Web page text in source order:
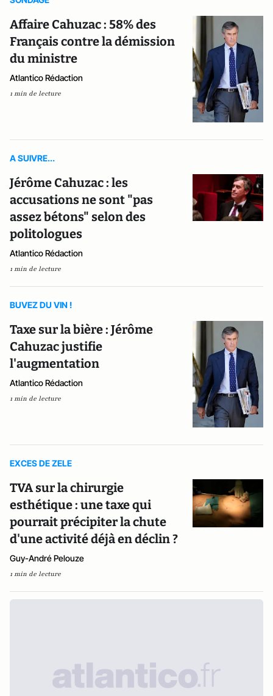
Affaire Cahuzac : 58% des
Français contre la démission
du ministre
Atlantico Rédaction
1 min de lecture
A SUIVRE...
Jérôme Cahuzac : les
accusations ne sont "pas
assez bétons" selon des
politologues
Atlantico Rédaction
1 min de lecture
BUVEZ DU VIN !
Taxe sur la bière : Jérôme
Cahuzac justifie
l'augmentation
Atlantico Rédaction
1 min de lecture
EXCES DE ZELE
TVA sur la chirurgie
esthétique : une taxe qui
pourrait précipiter la chute
d'une activité déjà en déclin ?
Guy-André Pelouze
1 min de lecture